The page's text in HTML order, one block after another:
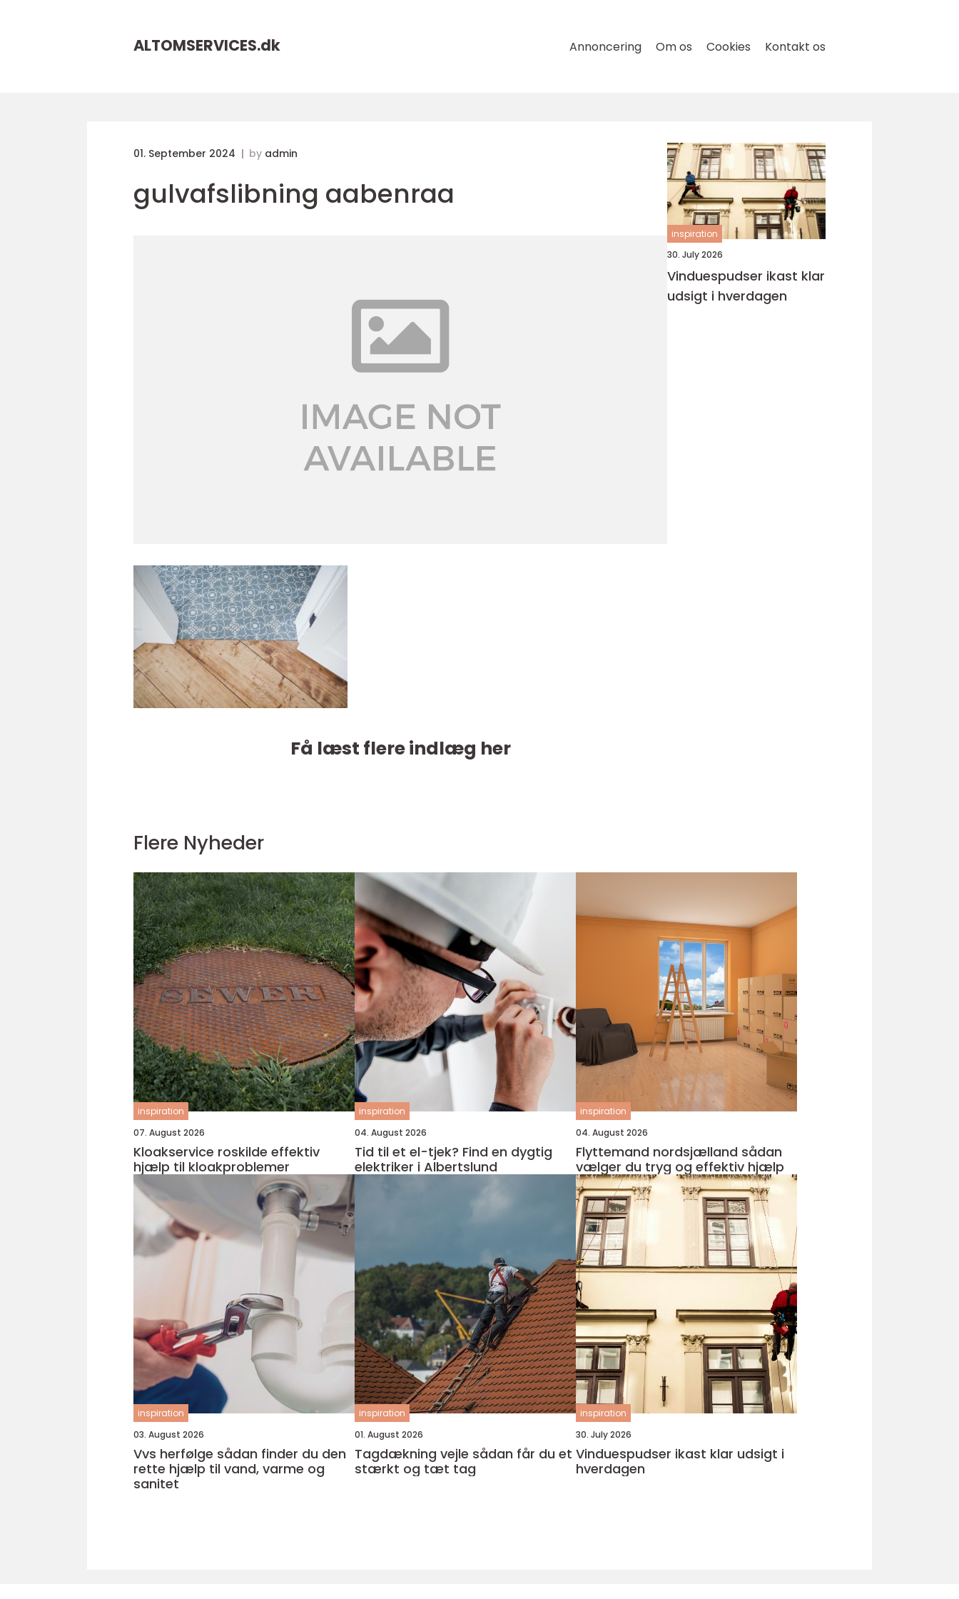
ALTOMSERVICES.dk Annoncering Om os Cookies Kontakt os
01. September 2024 by admin
gulvafslibning aabenraa
Få læst flere indlæg her
inspiration
30. July 2026
Vinduespudser ikast klar
udsigt i hverdagen
Flere Nyheder
inspiration
07. August 2026
Kloakservice roskilde effektiv
hjælp til kloakproblemer
inspiration
04. August 2026
Tid til et el-tjek? Find en dygtig
elektriker i Albertslund
inspiration
04. August 2026
Flyttemand nordsjælland sådan
vælger du tryg og effektiv hjælp
inspiration
03. August 2026
Vvs herfølge sådan finder du den
rette hjælp til vand, varme og
sanitet
inspiration
01. August 2026
Tagdækning vejle sådan får du et
stærkt og tæt tag
inspiration
30. July 2026
Vinduespudser ikast klar udsigt i
hverdagen